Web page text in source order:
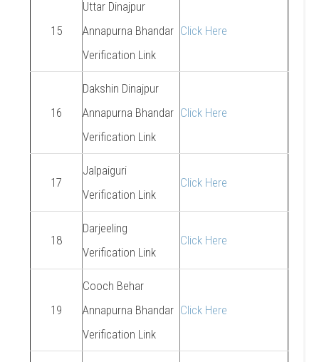
15
Uttar Dinajpur
Annapurna Bhandar
Verification Link
Click Here
16
Dakshin Dinajpur
Annapurna Bhandar
Verification Link
Click Here
17
Jalpaiguri
Verification Link
Click Here
18
Darjeeling
Verification Link
Click Here
19
Cooch Behar
Annapurna Bhandar
Verification Link
Click Here